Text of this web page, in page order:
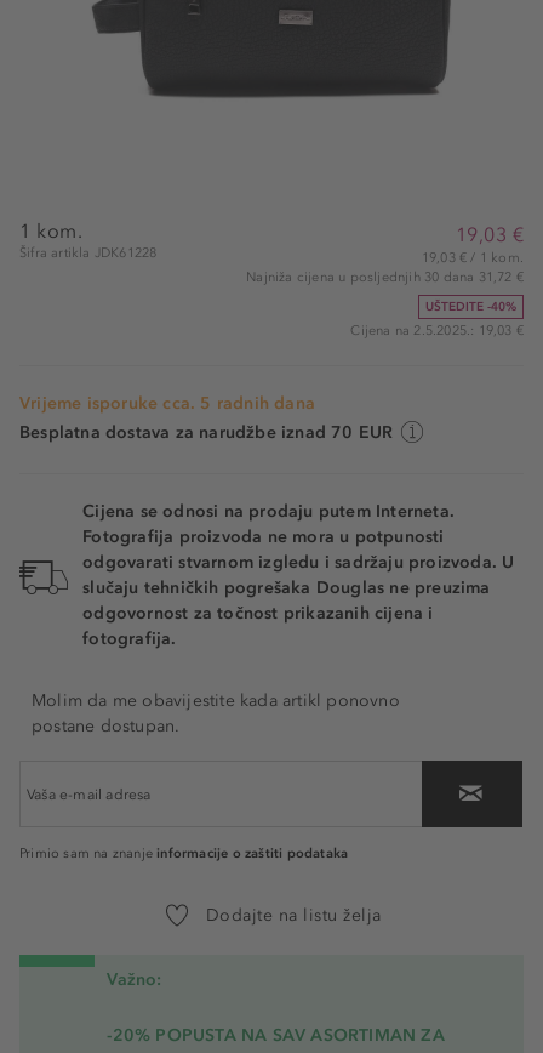
1 kom.
Šifra artikla JDK61228
19,03 €
19,03 € / 1 kom.
Najniža cijena u posljednjih 30 dana 31,72 €
UŠTEDITE -40%
Cijena na 2.5.2025.: 19,03 €
Vrijeme isporuke cca. 5 radnih dana
Besplatna dostava za narudžbe iznad 70 EUR
Cijena se odnosi na prodaju putem Interneta.
Fotografija proizvoda ne mora u potpunosti
odgovarati stvarnom izgledu i sadržaju proizvoda. U
slučaju tehničkih pogrešaka Douglas ne preuzima
odgovornost za točnost prikazanih cijena i
fotografija.
Molim da me obavijestite kada artikl ponovno
postane dostupan.
Primio sam na znanje informacije o zaštiti podataka
Dodajte na listu želja
Važno:
-20% POPUSTA NA SAV ASORTIMAN ZA